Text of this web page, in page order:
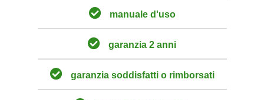
manuale d'uso
garanzia 2 anni
garanzia soddisfatti o rimborsati